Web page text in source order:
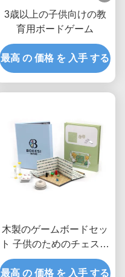
3歳以上の子供向けの教
育用ボードゲーム
最高 の 価格 を 入手 する
木製のゲームボードセッ
ト 子供のためのチェスと
ボードゲーム 娯楽用材料
紙プラスチック
最高 の 価格 を 入手 する